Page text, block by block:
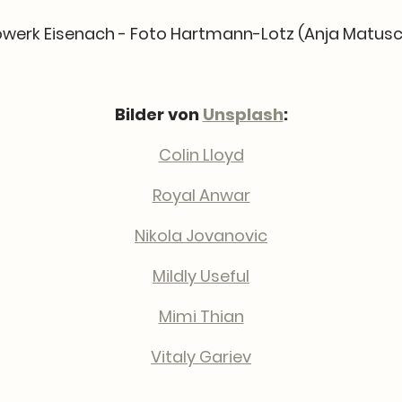
Eisenach - Foto Hartmann-Lotz (Anja
Bilder von Unsplash:
Colin Lloyd
Royal Anwar
Nikola Jovanovic
Mildly Useful
Mimi Thian
Vitaly Gariev